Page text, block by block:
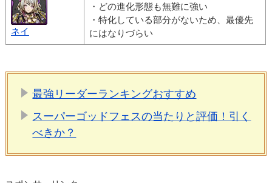
ネイ
・どの進化形態も無難に強い
・特化している部分がないため、最優先
にはなりづらい
最強リーダーランキングおすすめ
スーパーゴッドフェスの当たりと評価！引く
べきか？